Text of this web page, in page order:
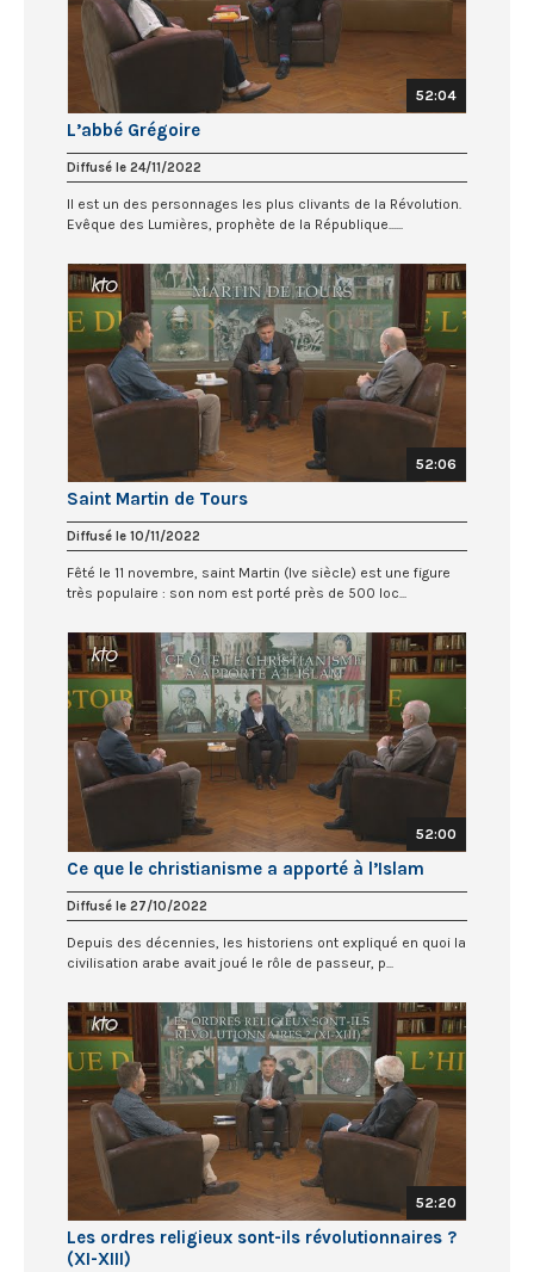
52:04
L’abbé Grégoire
Diffusé le 24/11/2022
Il est un des personnages les plus clivants de la Révolution.
Evêque des Lumières, prophète de la République......
52:06
Saint Martin de Tours
Diffusé le 10/11/2022
Fêté le 11 novembre, saint Martin (Ive siècle) est une figure
très populaire : son nom est porté près de 500 loc...
52:00
Ce que le christianisme a apporté à l’Islam
Diffusé le 27/10/2022
Depuis des décennies, les historiens ont expliqué en quoi la
civilisation arabe avait joué le rôle de passeur, p...
52:20
Les ordres religieux sont-ils révolutionnaires ?
(XI-XIII)